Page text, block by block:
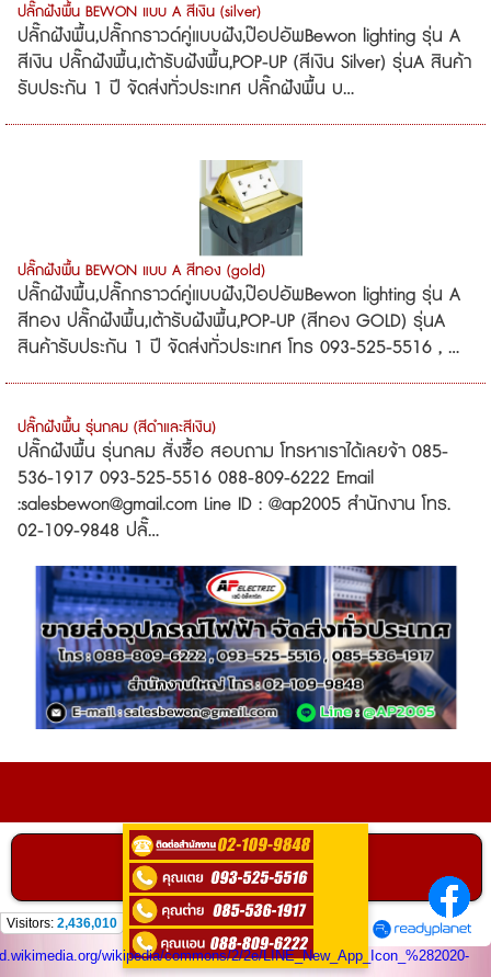
ปลั๊กฝังพื้น BEWON แบบ A สีเงิน (silver)
ปลั๊กฝังพื้น,ปลั๊กกราวด์คู่แบบฝัง,ป๊อปอัพBewon lighting รุ่น A
สีเงิน ปลั๊กฝังพื้น,เต้ารับฝังพื้น,POP-UP (สีเงิน Silver) รุ่นA สินค้า
รับประกัน 1 ปี จัดส่งทั่วประเทศ ปลั๊กฝังพื้น บ...
ปลั๊กฝังพื้น BEWON แบบ A สีทอง (gold)
ปลั๊กฝังพื้น,ปลั๊กกราวด์คู่แบบฝัง,ป๊อปอัพBewon lighting รุ่น A
สีทอง ปลั๊กฝังพื้น,เต้ารับฝังพื้น,POP-UP (สีทอง GOLD) รุ่นA
สินค้ารับประกัน 1 ปี จัดส่งทั่วประเทศ โทร 093-525-5516 , ...
ปลั๊กฝังพื้น รุ่นกลม (สีดำและสีเงิน)
ปลั๊กฝังพื้น รุ่นกลม สั่งซื้อ สอบถาม โทรหาเราได้เลยจ้า 085-
536-1917 093-525-5516 088-809-6222 Email
:salesbewon@gmail.com Line ID : @ap2005 สำนักงาน โทร.
02-109-9848 ปลั๊...
ติดต่อ0935255516
คลิกเพื่อโทร
Visitors: 2,436,010
ติดต่อสอบถามได้ที่